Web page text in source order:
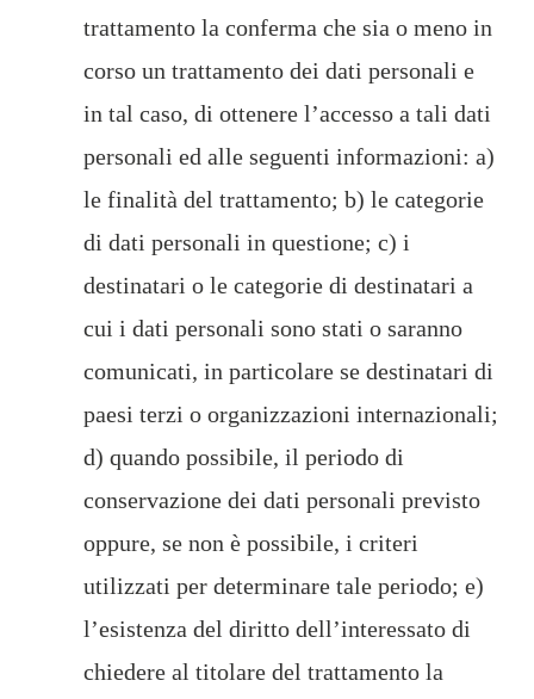
trattamento la conferma che sia o meno in
corso un trattamento dei dati personali e
in tal caso, di ottenere l’accesso a tali dati
personali ed alle seguenti informazioni: a)
le finalità del trattamento; b) le categorie
di dati personali in questione; c) i
destinatari o le categorie di destinatari a
cui i dati personali sono stati o saranno
comunicati, in particolare se destinatari di
paesi terzi o organizzazioni internazionali;
d) quando possibile, il periodo di
conservazione dei dati personali previsto
oppure, se non è possibile, i criteri
utilizzati per determinare tale periodo; e)
l’esistenza del diritto dell’interessato di
chiedere al titolare del trattamento la